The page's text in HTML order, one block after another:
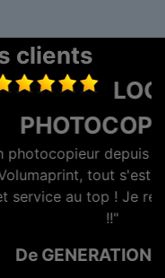
clients
plusieurs
toujours bien passé,
vivement
OPTIQ